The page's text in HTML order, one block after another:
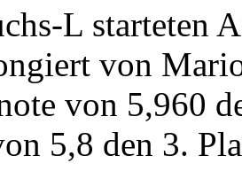
L starteten
von
von 5,960
5,8 den 3.